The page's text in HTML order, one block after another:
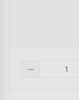
remove